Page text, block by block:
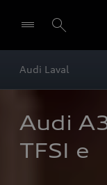
Audi Laval
Audi
TFSI e